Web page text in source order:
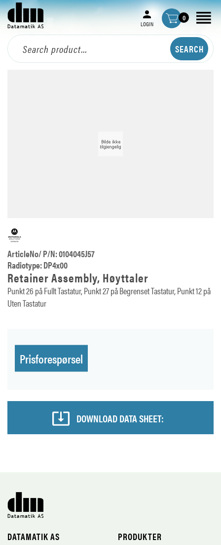
LOGIN
0
ArticleNo/ P/N: 0104045J57
Radiotype: DP4x00
Retainer Assembly, Høyttaler
Punkt 26 på Fullt Tastatur, Punkt 27 på Begrenset Tastatur, Punkt 12 på
Uten Tastatur
Prisforespørsel
DOWNLOAD DATA SHEET:
DATAMATIK AS
PRODUKTER